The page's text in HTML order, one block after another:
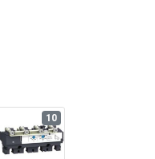
10